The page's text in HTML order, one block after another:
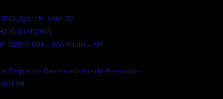
Setor E, Lote 02
SOLUTIONS
02012-021 – São Paulo – SP
Empresas Revendedoras de Aeronaves
59